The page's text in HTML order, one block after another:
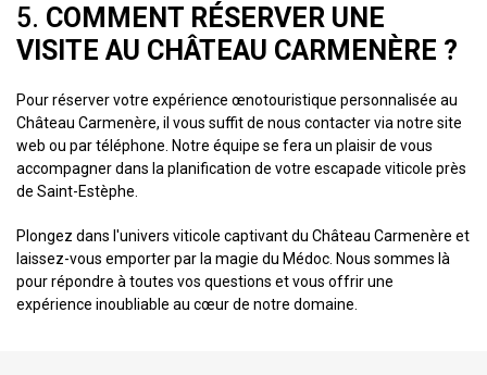
5. COMMENT RÉSERVER UNE
VISITE AU CHÂTEAU CARMENÈRE ?
Pour réserver votre expérience œnotouristique personnalisée au
Château Carmenère, il vous suffit de nous contacter via notre site
web ou par téléphone. Notre équipe se fera un plaisir de vous
accompagner dans la planification de votre escapade viticole près
de Saint-Estèphe.
Plongez dans l'univers viticole captivant du Château Carmenère et
laissez-vous emporter par la magie du Médoc. Nous sommes là
pour répondre à toutes vos questions et vous offrir une
expérience inoubliable au cœur de notre domaine.